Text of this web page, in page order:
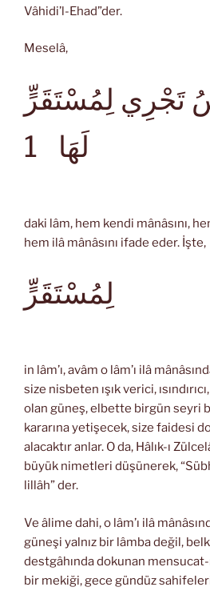
Vâhidi’l-Ehad”der.
Meselâ,
تَجْرِي لِمُسْتَقَرٍّ
لَهَا
daki lâm, hem kendi mânâsını,
hem ilâ mânâsını ifade eder. İşte,
in lâm’ı, avâm o lâm’ı ilâ
size nisbeten ışık verici,
olan güneş, elbette birgün seyri
kararına yetişecek, size faidesi
alacaktır anlar. O da, Hâlık-ı
büyük nimetleri düşünerek,
lillâh” der.
Ve âlime dahi, o lâm’ı ilâ
güneşi yalnız bir lâmba değil,
destgâhında dokunan mensucat-
bir mekiği, gece gündüz